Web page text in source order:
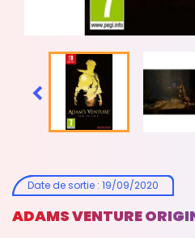

Date de sortie : 19/09/2020
ADAMS VENTURE